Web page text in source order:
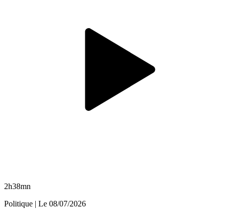
2h38mn
Politique | Le 08/07/2026